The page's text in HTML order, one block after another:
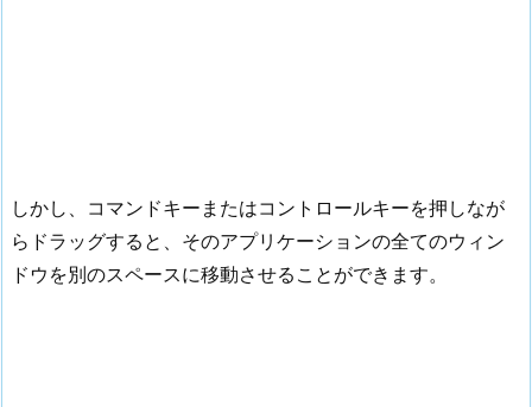
しかし、コマンドキーまたはコントロールキーを押しなが
らドラッグすると、そのアプリケーションの全てのウィン
ドウを別のスペースに移動させることができます。